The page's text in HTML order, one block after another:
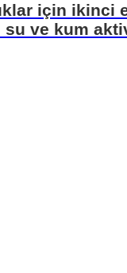
için ikinci
ve kum